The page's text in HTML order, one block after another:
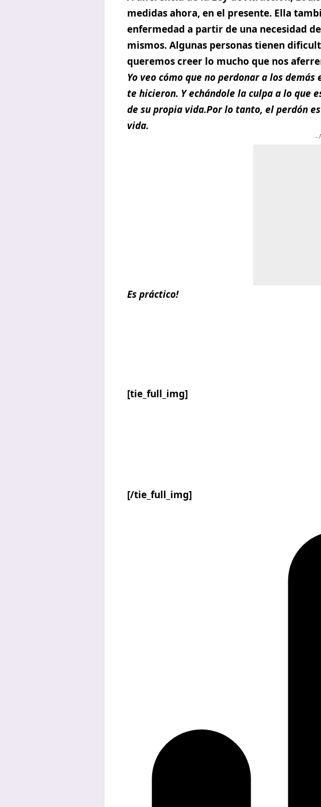
medidas ahora, en el presente. Ella
enfermedad a partir de una necesidad
mismos.Algunas personas tienen
queremos creer lo mucho que nos
Yo veo cómo que no perdonar a los
te hicieron. Y echándole la culpa a lo que
de su propia vida.Por lo tanto, el perdón
vida.
-
Es práctico!
[tie_full_img]
[/tie_full_img]